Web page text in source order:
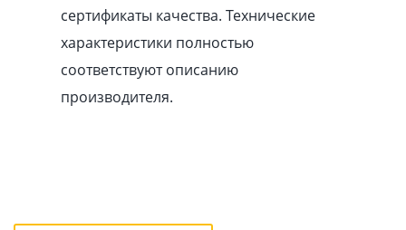
сертификаты качества. Технические
характеристики полностью
соответствуют описанию
производителя.